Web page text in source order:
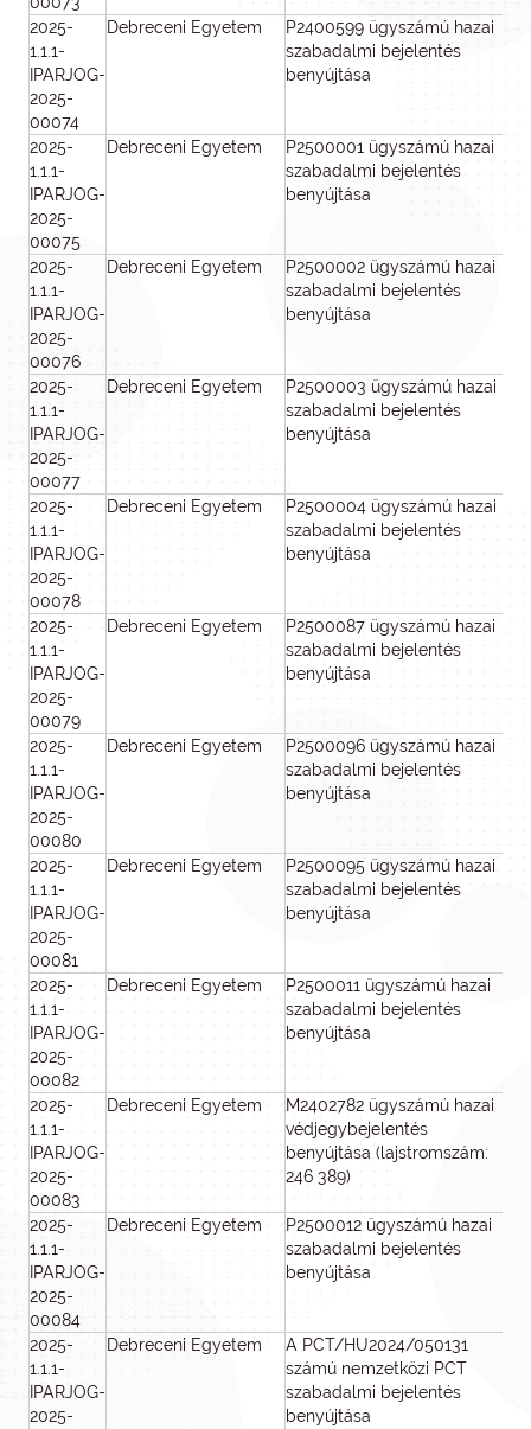
2025-
1.1.1-
IPARJOG-
2025-
00074
Debreceni Egyetem
P2400599 ügyszámú hazai
szabadalmi bejelentés
benyújtása
2025-
1.1.1-
IPARJOG-
2025-
00075
Debreceni Egyetem
P2500001 ügyszámú hazai
szabadalmi bejelentés
benyújtása
2025-
1.1.1-
IPARJOG-
2025-
00076
Debreceni Egyetem
P2500002 ügyszámú hazai
szabadalmi bejelentés
benyújtása
2025-
1.1.1-
IPARJOG-
2025-
00077
Debreceni Egyetem
P2500003 ügyszámú hazai
szabadalmi bejelentés
benyújtása
2025-
1.1.1-
IPARJOG-
2025-
00078
Debreceni Egyetem
P2500004 ügyszámú hazai
szabadalmi bejelentés
benyújtása
2025-
1.1.1-
IPARJOG-
2025-
00079
Debreceni Egyetem
P2500087 ügyszámú hazai
szabadalmi bejelentés
benyújtása
2025-
1.1.1-
IPARJOG-
2025-
00080
Debreceni Egyetem
P2500096 ügyszámú hazai
szabadalmi bejelentés
benyújtása
2025-
1.1.1-
IPARJOG-
2025-
00081
Debreceni Egyetem
P2500095 ügyszámú hazai
szabadalmi bejelentés
benyújtása
2025-
1.1.1-
IPARJOG-
2025-
00082
Debreceni Egyetem
P2500011 ügyszámú hazai
szabadalmi bejelentés
benyújtása
2025-
1.1.1-
IPARJOG-
2025-
00083
Debreceni Egyetem
M2402782 ügyszámú hazai
védjegybejelentés
benyújtása (lajstromszám:
246 389)
2025-
1.1.1-
IPARJOG-
2025-
00084
Debreceni Egyetem
P2500012 ügyszámú hazai
szabadalmi bejelentés
benyújtása
2025-
1.1.1-
IPARJOG-
2025-
Debreceni Egyetem
A PCT/HU2024/050131
számú nemzetközi PCT
szabadalmi bejelentés
benyújtása